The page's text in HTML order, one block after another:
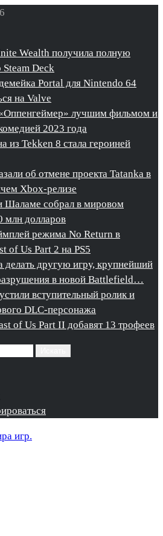
Wealth получила полную
Steam Deck
Portal для Nintendo 64
на Valve
лучшим фильмом и
2023 года
из Tekken 8 стала героиней
об отмене проекта Tatanka в
Xbox-релизе
Шаламе собрал в мировом
млн долларов
режима No Return в
of Us Part 2 на PS5
делать другую игру, крупнейший
в новой Battlefield…
вступительный ролик и
DLC-персонажа
of Us Part II добавят 13 трофеев